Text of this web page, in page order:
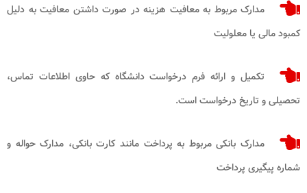
مدارک مربوط به معافیت هزینه در صورت داشتن معافیت به دلیل
کمبود مالی یا معلولیت
تکمیل و ارائه فرم درخواست دانشگاه که حاوی اطلاعات تماس،
تحصیلی و تاریخ درخواست است.
مدارک بانکی مربوط به پرداخت مانند کارت بانکی، مدارک حواله و
شماره پیگیری پرداخت